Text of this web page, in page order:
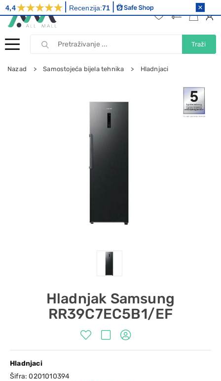
Traži
Nazad Samostojeća bijela tehnika Hladnjaci
Hladnjak Samsung
RR39C7EC5B1/EF
Hladnjaci
Šifra:0201010394
4,4 Recenzija:71